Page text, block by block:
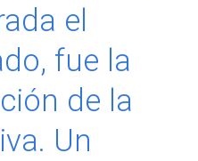
el
fue la
de la
Un